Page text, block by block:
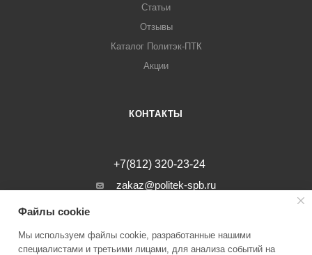
Статьи
Отзывы
Каталог Политэк-ПТК
Акции
КОНТАКТЫ
+7(812) 320-23-24
zakaz@politek-spb.ru
г. Санкт-Петербург, Минеральная ул, д.
Файлы cookie
Мы используем файлы cookie, разработанные нашими
специалистами и третьими лицами, для анализа событий на